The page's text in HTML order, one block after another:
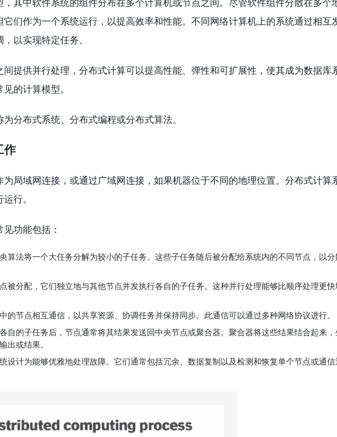
，其中软件系统的组件分布在多个计算机或节点之间。尽管软件组件分散在多个
它们作为一个系统运行，以提高效率和性能。不同网络计算机上的系统通过相互
以实现特定任务。
间提供并行处理，分布式计算可以提高性能、弹性和可扩展性，使其成为数据库
的计算模型。
分布式系统、分布式编程或分布式算法。
作
为局域网连接，或通过广域网连接，如果机器位于不同的地理位置。分布式计算
行。
功能包括：
算法将一个大任务分解为较小的子任务。这些子任务随后被分配给系统内的不同节点，以分
被分配，它们独立地与其他节点并发执行各自的子任务。这种并行处理能够比顺序处理更快
的节点相互通信，以共享资源、协调任务并保持同步。此通信可以通过多种网络协议进行。
自的子任务后，节点通常将其结果发送回中央节点或聚合器。聚合器将这些结果结合起来，
出或结果。
设计为能够优雅地处理故障。它们通常包括冗余、数据复制以及检测和恢复单个节点或通信